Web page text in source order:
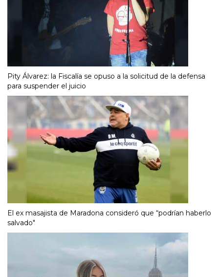
Pity Álvarez: la Fiscalía se opuso a la solicitud de la defensa
para suspender el juicio
El ex masajista de Maradona consideró que “podrían haberlo
salvado"